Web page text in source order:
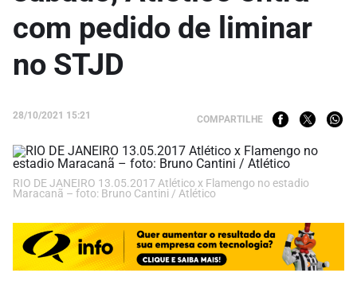
com pedido de liminar
no STJD
28/10/2021 15:21 COMPARTILHE
RIO DE JANEIRO 13.05.2017 Atlético x Flamengo no estadio
Maracanã – foto: Bruno Cantini / Atlético